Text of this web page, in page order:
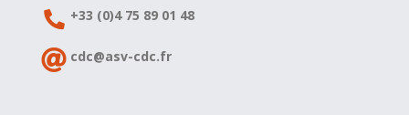
+33 (0)4 75 89 01 48
cdc@asv-cdc.fr